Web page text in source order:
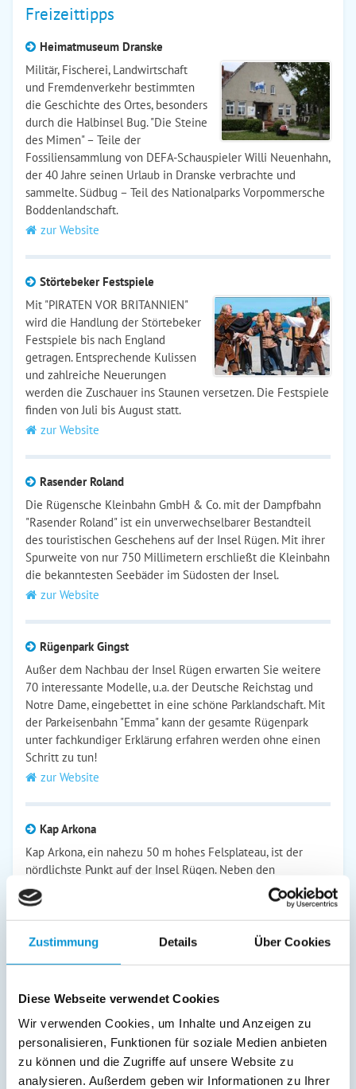
Zustimmung Details Über Cookies
Diese Webseite verwendet Cookies
Wir verwenden Cookies, um Inhalte und Anzeigen zu
personalisieren, Funktionen für soziale Medien anbieten
zu können und die Zugriffe auf unsere Website zu
analysieren. Außerdem geben wir Informationen zu Ihrer
Freizeittipps
Heimatmuseum Dranske
Militär, Fischerei, Landwirtschaft
und Fremdenverkehr bestimmten
die Geschichte des Ortes, besonders
durch die Halbinsel Bug. "Die Steine
des Mimen" – Teile der
Fossiliensammlung von DEFA-Schauspieler Willi Neuenhahn,
der 40 Jahre seinen Urlaub in Dranske verbrachte und
sammelte. Südbug – Teil des Nationalparks Vorpommersche
Boddenlandschaft.
zur Website
Störtebeker Festspiele
Mit "PIRATEN VOR BRITANNIEN"
wird die Handlung der Störtebeker
Festspiele bis nach England
getragen. Entsprechende Kulissen
und zahlreiche Neuerungen
werden die Zuschauer ins Staunen versetzen. Die Festspiele
finden von Juli bis August statt.
zur Website
Rasender Roland
Die Rügensche Kleinbahn GmbH & Co. mit der Dampfbahn
"Rasender Roland" ist ein unverwechselbarer Bestandteil
des touristischen Geschehens auf der Insel Rügen. Mit ihrer
Spurweite von nur 750 Millimetern erschließt die Kleinbahn
die bekanntesten Seebäder im Südosten der Insel.
zur Website
Rügenpark Gingst
Außer dem Nachbau der Insel Rügen erwarten Sie weitere
70 interessante Modelle, u.a. der Deutsche Reichstag und
Notre Dame, eingebettet in eine schöne Parklandschaft. Mit
der Parkeisenbahn "Emma" kann der gesamte Rügenpark
unter fachkundiger Erklärung erfahren werden ohne einen
Schritt zu tun!
zur Website
Kap Arkona
Kap Arkona, ein nahezu 50 m hohes Felsplateau, ist der
nördlichste Punkt auf der Insel Rügen. Neben den
berühmten Kreidefelsen auf der nahen Halbinsel Jasmund
bildet die Steilküste rund um Kap Arkona eine der
interessantesten Küstenabschnitte an der Ostsee.
zur Website
Arkonabahn
Die Arkonabahnen sind das Herzstück der
Verkehrsreduzierung am Kap Arkona. Sie sind die größten
und durch Gasantrieb die umweltfreundlichsten
Wegebahnen. Das ganze Jahr pendeln die Arkonabahnen